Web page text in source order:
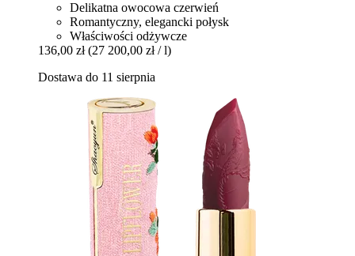
Delikatna owocowa czerwień
Romantyczny, elegancki połysk
Właściwości odżywcze
136,00 zł (27 200,00 zł / l)
Dostawa do 11 sierpnia